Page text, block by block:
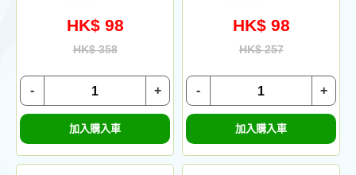
HK$ 98
HK$ 358
+
-
加入購入車
HK$ 98
HK$ 257
+
-
加入購入車